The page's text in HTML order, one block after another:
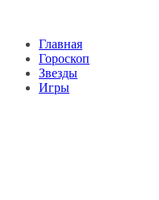
Главная
Гороскоп
Звезды
Игры